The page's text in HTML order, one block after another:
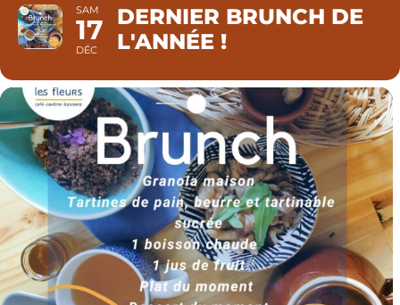
SAM
17
DÉC
DERNIER BRUNCH DE
L'ANNÉE !